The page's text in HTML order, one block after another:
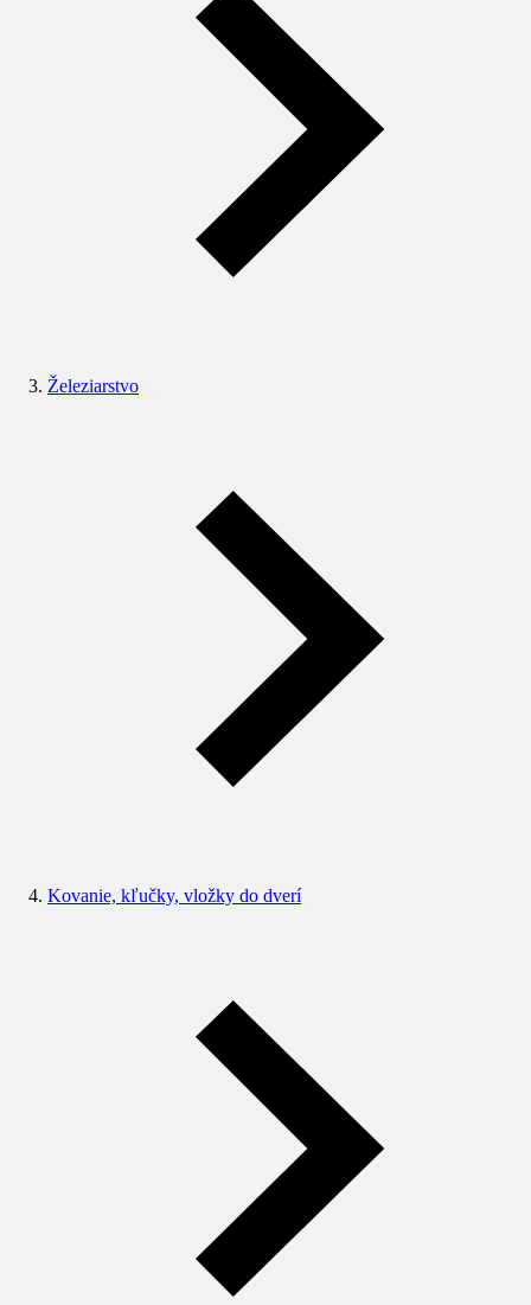
Železiarstvo
Kovanie, kľučky, vložky do dverí